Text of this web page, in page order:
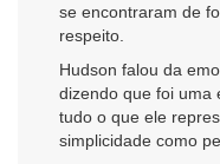
se encontraram de
respeito.
Hudson falou da
dizendo que foi uma
tudo o que ele
simplicidade como